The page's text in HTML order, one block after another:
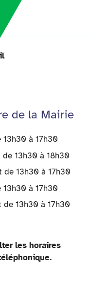
de la Mairie
à 17h30
13h30 à 18h30
de 13h30 à 17h30
à 17h30
de 13h30 à 17h30
les horaires